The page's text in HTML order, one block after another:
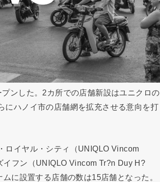
ンした。2カ所での店舗新設はユニクロの
にハノイ市の店舗網を拡充させる意向を打
ロイヤル・シティ（UNIQLO Vincom
フン（UNIQLO Vincom Tr?n Duy H?
に設置する店舗の数は15店舗となった。